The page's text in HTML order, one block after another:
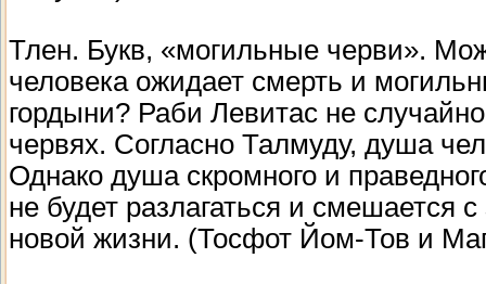
Тлен. Букв, «могильные черви».
человека ожидает смерть и
гордыни? Раби Левитас не
червях. Согласно Талмуду, душа
Однако душа скромного и
не будет разлагаться и смешается
новой жизни. (Тосфот Йом-Тов и